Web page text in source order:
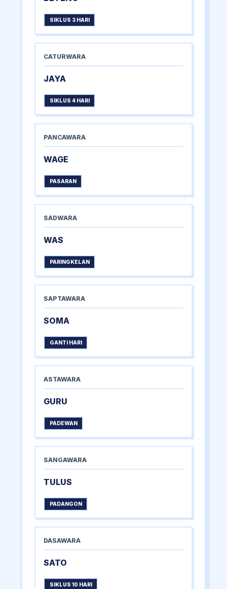
SIKLUS 3 HARI
CATURWARA
JAYA
SIKLUS 4 HARI
PANCAWARA
WAGE
PASARAN
SADWARA
WAS
PARINGKELAN
SAPTAWARA
SOMA
GANTI HARI
ASTAWARA
GURU
PADEWAN
SANGAWARA
TULUS
PADANGON
DASAWARA
SATO
SIKLUS 10 HARI